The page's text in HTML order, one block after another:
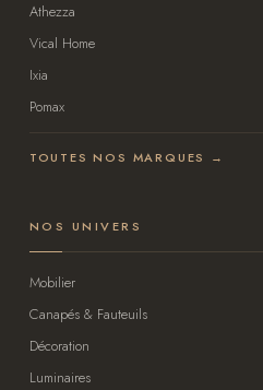
Athezza
Vical Home
Ixia
Pomax
TOUTES NOS MARQUES →
NOS UNIVERS
Mobilier
Canapés & Fauteuils
Décoration
Luminaires